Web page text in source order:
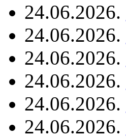
24.06.2026.
24.06.2026.
24.06.2026.
24.06.2026.
24.06.2026.
24.06.2026.